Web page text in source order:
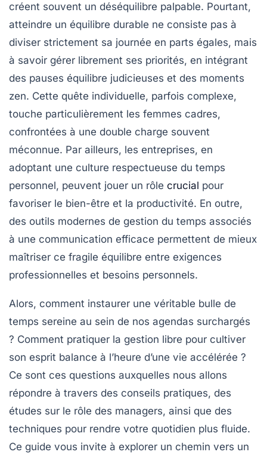
créent souvent un déséquilibre palpable. Pourtant,
atteindre un équilibre durable ne consiste pas à
diviser strictement sa journée en parts égales, mais
à savoir gérer librement ses priorités, en intégrant
des pauses équilibre judicieuses et des moments
zen. Cette quête individuelle, parfois complexe,
touche particulièrement les femmes cadres,
confrontées à une double charge souvent
méconnue. Par ailleurs, les entreprises, en
adoptant une culture respectueuse du temps
personnel, peuvent jouer un rôle crucial pour
favoriser le bien-être et la productivité. En outre,
des outils modernes de gestion du temps associés
à une communication efficace permettent de mieux
maîtriser ce fragile équilibre entre exigences
professionnelles et besoins personnels.
Alors, comment instaurer une véritable bulle de
temps sereine au sein de nos agendas surchargés
? Comment pratiquer la gestion libre pour cultiver
son esprit balance à l’heure d’une vie accélérée ?
Ce sont ces questions auxquelles nous allons
répondre à travers des conseils pratiques, des
études sur le rôle des managers, ainsi que des
techniques pour rendre votre quotidien plus fluide.
Ce guide vous invite à explorer un chemin vers un